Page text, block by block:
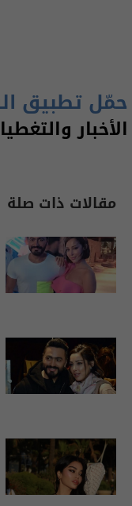
حمّل تطبيق
الأخبار
مقالات ذات صلة